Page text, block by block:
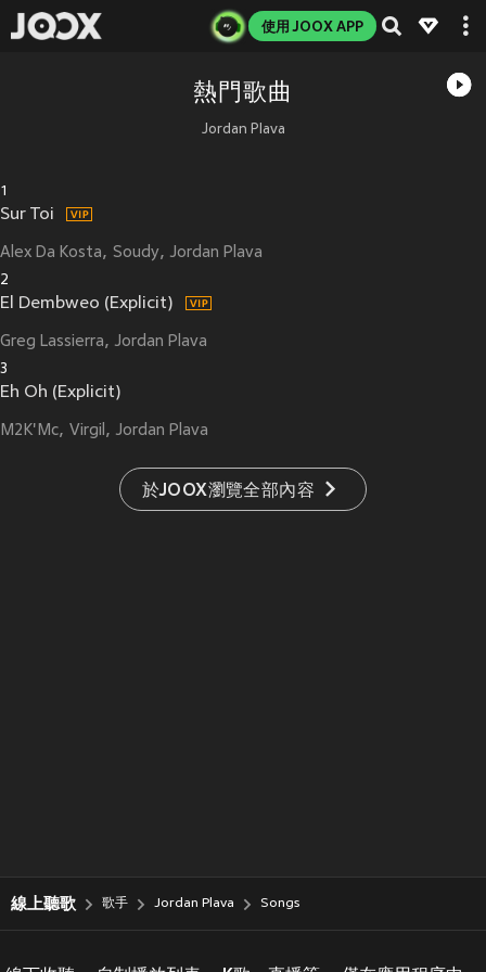
使用 JOOX APP
熱門歌曲
Jordan Plava
1
Sur Toi
Alex Da Kosta Soudy Jordan Plava
2
El Dembweo (Explicit)
Greg Lassierra Jordan Plava
3
Eh Oh (Explicit)
M2K'Mc Virgil Jordan Plava
於JOOX瀏覽全部內容
線上聽歌 歌手 Jordan Plava Songs